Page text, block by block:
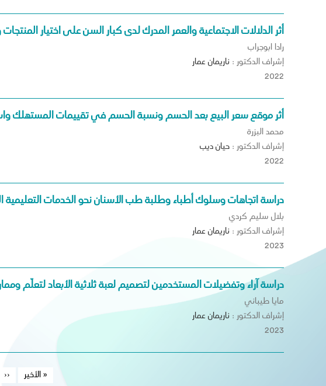
أثر الدلالات الاجتماعية والعمر المدرك لدى كبار السن على اختيار
رادا ابوجراب
إشراف الدكتور : ناريمان عمار
2022
أثر موقع سعر البيع بعد الحسم ونسبة الحسم في تقييمات المستهلك
محمد البزرة
إشراف الدكتور : حيانديب
2022
دراسة اتجاهات وسلوك أطباء وطلبة طب الأسنان نحو الخدمات
بلال سليم كردي
إشراف الدكتور : ناريمان عمار
2023
دراسة آراء وتفضيلات المستخدمين لتصميم لعبة ثلاثية الأبعاد لتعلّم
مايا طيباني
إشراف الدكتور : ناريمان عمار
2023
الصفحة
››
آخر
الأخير »